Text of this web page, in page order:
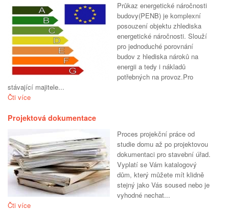
Průkaz energetické náročnosti
budovy(PENB) je komplexní
posouzení objektu zhlediska
energetické náročnosti. Slouží
pro jednoduché porovnání
budov z hlediska nároků na
energii a tedy i nákladů
potřebných na provoz.Pro
stávající majitele...
Čti více
Projektová dokumentace
Proces projekční práce od
studie domu až po projektovou
dokumentaci pro stavební úřad.
Vyplatí se Vám katalogový
dům, který můžete mít klidně
stejný jako Vás soused nebo je
vyhodné nechat...
Čti více